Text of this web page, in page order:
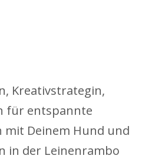
Kreativstrategin,
für entspannte
mit Deinem Hund und
in der Leinenrambo